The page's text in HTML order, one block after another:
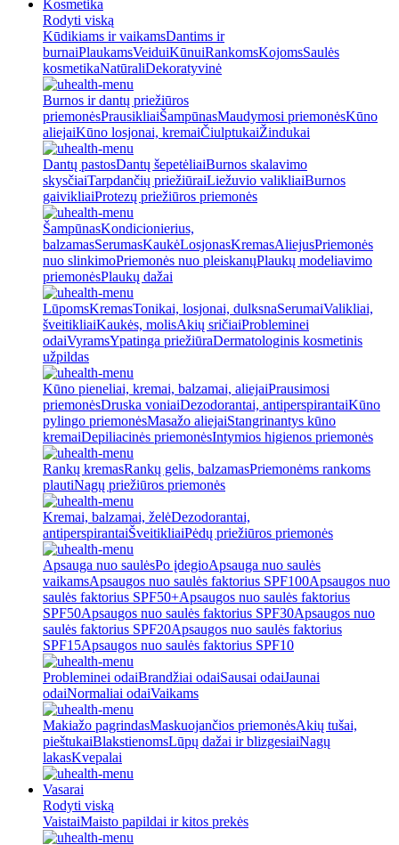
Kosmetika
Rodyti viską
Kūdikiams ir vaikamsDantims ir
burnaiPlaukamsVeiduiKūnuiRankomsKojomsSaulės
kosmetikaNatūraliDekoratyvinė
Burnos ir dantų priežiūros
priemonėsPrausikliaiŠampūnasMaudymosi priemonėsKūno
aliejaiKūno losjonai, kremaiČiulptukaiŽindukai
Dantų pastosDantų šepetėliaiBurnos skalavimo
skysčiaiTarpdančių priežiūraiLiežuvio valikliaiBurnos
gaivikliaiProtezų priežiūros priemonės
ŠampūnasKondicionierius,
balzamasSerumasKaukėLosjonasKremasAliejusPriemonės
nuo slinkimoPriemonės nuo pleiskanųPlaukų modeliavimo
priemonėsPlaukų dažai
LūpomsKremasTonikai, losjonai, dulksnaSerumaiValikliai,
šveitikliaiKaukės, molisAkių sričiaiProbleminei
odaiVyramsYpatinga priežiūraDermatologinis kosmetinis
užpildas
Kūno pieneliai, kremai, balzamai, aliejaiPrausimosi
priemonėsDruska voniaiDezodorantai, antiperspirantaiKūno
pylingo priemonėsMasažo aliejaiStangrinantys kūno
kremaiDepiliacinės priemonėsIntymios higienos priemonės
Rankų kremasRankų gelis, balzamasPriemonėms rankoms
plautiNagų priežiūros priemonės
Kremai, balzamai, želėDezodorantai,
antiperspirantaiŠveitikliaiPėdų priežiūros priemonės
Apsauga nuo saulėsPo įdegioApsauga nuo saulės
vaikamsApsaugos nuo saulės faktorius SPF100Apsaugos nuo
saulės faktorius SPF50+Apsaugos nuo saulės faktorius
SPF50Apsaugos nuo saulės faktorius SPF30Apsaugos nuo
saulės faktorius SPF20Apsaugos nuo saulės faktorius
SPF15Apsaugos nuo saulės faktorius SPF10
Probleminei odaiBrandžiai odaiSausai odaiJaunai
odaiNormaliai odaiVaikams
Makiažo pagrindasMaskuojančios priemonėsAkių tušai,
pieštukaiBlakstienomsLūpų dažai ir blizgesiaiNagų
lakasKvepalai
Vasarai
Rodyti viską
VaistaiMaisto papildai ir kitos prekės